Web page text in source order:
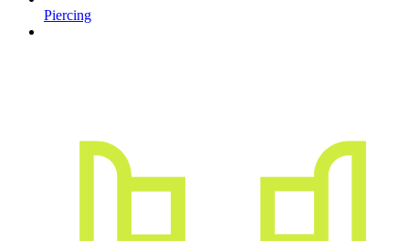
Piercing